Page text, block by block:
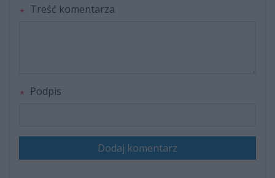
Treść komentarza
Podpis
Dodaj komentarz